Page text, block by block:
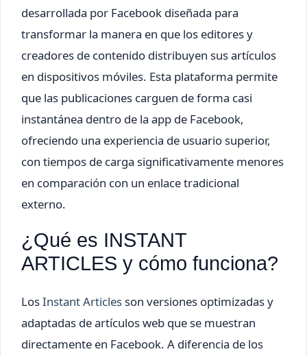
desarrollada por Facebook diseñada para
transformar la manera en que los editores y
creadores de contenido distribuyen sus artículos
en dispositivos móviles. Esta plataforma permite
que las publicaciones carguen de forma casi
instantánea dentro de la app de Facebook,
ofreciendo una experiencia de usuario superior,
con tiempos de carga significativamente menores
en comparación con un enlace tradicional
externo.
¿Qué es INSTANT
ARTICLES y cómo funciona?
LosInstant Articlesson versiones optimizadas y
adaptadas de artículos web que se muestran
directamente en Facebook. A diferencia de los